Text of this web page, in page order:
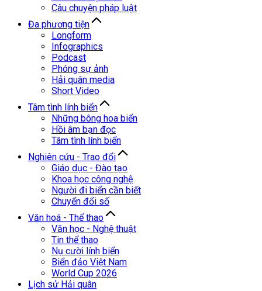
Câu chuyện pháp luật
Đa phương tiện
Longform
Infographics
Podcast
Phóng sự ảnh
Hải quân media
Short Video
Tâm tình lính biển
Những bông hoa biển
Hồi âm bạn đọc
Tâm tình lính biển
Nghiên cứu - Trao đổi
Giáo dục - Đào tạo
Khoa học công nghệ
Người đi biển cần biết
Chuyển đổi số
Văn hoá - Thể thao
Văn học - Nghệ thuật
Tin thể thao
Nụ cười lính biển
Biển đảo Việt Nam
World Cup 2026
Lịch sử Hải quân